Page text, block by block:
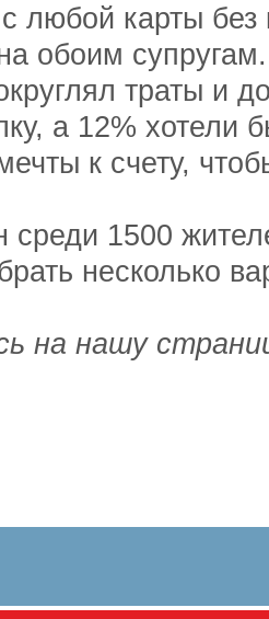
с любой карты
обоим
траты и
а 12% хотели
к счету,
среди 1500
несколько
на нашу